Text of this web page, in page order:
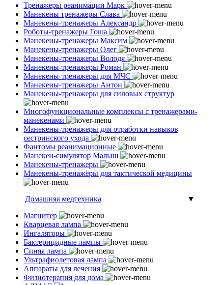
Тренажеры реанимации Марк
Манекены тренажеры Слава
Манекены-тренажеры Александр
Роботы-тренажеры Гоша
Манекены-тренажеры Максим
Манекены-тренажеры Олег
Манекены-тренажеры Володя
Манекены-тренажеры Роман
Манекены-тренажеры для МЧС
Манекены-тренажеры Антон
Манекены-тренажеры для силовых структур
Многофункциональные комплексы с тренажерами-
манекенами
Манекены-тренажеры для отработки навыков
сестринского ухода
Фантомы реанимационные
Манекен-симулятор Малыш
Манекены-тренажеры
Манекены-тренажёры для тактической медицины
Домашняя медтехника
▼
Магнитер
Кварцевая лампа
Ингаляторы
Бактерицидные лампы
Синяя лампа
Ультрафиолетовая лампа
Аппараты для лечения
Физиотерапия для дома